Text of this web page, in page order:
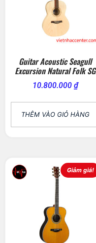
Guitar Acoustic Seagull
Excursion Natural Folk SG
10.800.000 ₫
THÊM VÀO GIỎ HÀNG
Giảm giá!